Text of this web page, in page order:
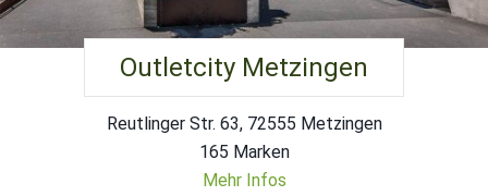
Outletcity Metzingen
Reutlinger Str. 63, 72555 Metzingen
165 Marken
Mehr Infos